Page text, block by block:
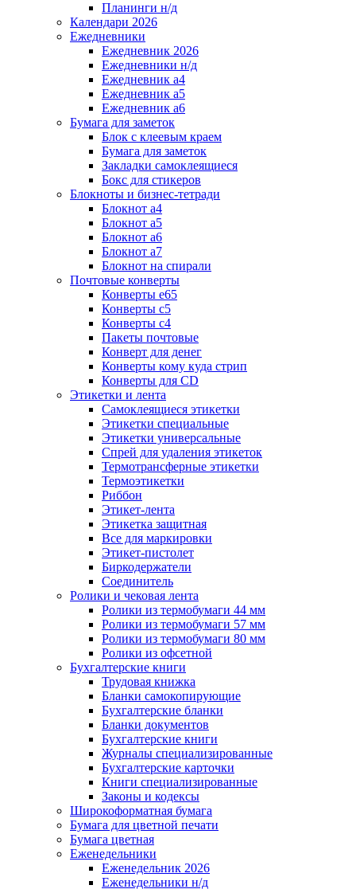
Планинги н/д
Календари 2026
Ежедневники
Ежедневник 2026
Ежедневники н/д
Ежедневник а4
Ежедневник а5
Ежедневник а6
Бумага для заметок
Блок с клеевым краем
Бумага для заметок
Закладки самоклеящиеся
Бокс для стикеров
Блокноты и бизнес-тетради
Блокнот а4
Блокнот а5
Блокнот а6
Блокнот а7
Блокнот на спирали
Почтовые конверты
Конверты е65
Конверты с5
Конверты с4
Пакеты почтовые
Конверт для денег
Конверты кому куда стрип
Конверты для CD
Этикетки и лента
Самоклеящиеся этикетки
Этикетки специальные
Этикетки универсальные
Спрей для удаления этикеток
Термотрансферные этикетки
Термоэтикетки
Риббон
Этикет-лента
Этикетка защитная
Все для маркировки
Этикет-пистолет
Биркодержатели
Соединитель
Ролики и чековая лента
Ролики из термобумаги 44 мм
Ролики из термобумаги 57 мм
Ролики из термобумаги 80 мм
Ролики из офсетной
Бухгалтерские книги
Трудовая книжка
Бланки самокопирующие
Бухгалтерские бланки
Бланки документов
Бухгалтерские книги
Журналы специализированные
Бухгалтерские карточки
Книги специализированные
Законы и кодексы
Широкоформатная бумага
Бумага для цветной печати
Бумага цветная
Еженедельники
Еженедельник 2026
Еженедельники н/д